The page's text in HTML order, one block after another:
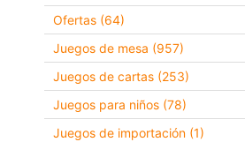
Ofertas (64)
Juegos de mesa (957)
Juegos de cartas (253)
Juegos para niños (78)
Juegos de importación (1)